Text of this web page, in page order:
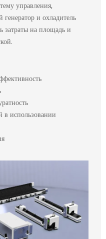
управления,
и охладитель
затраты на площадь и
в использовании